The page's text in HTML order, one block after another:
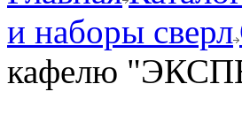
и наборы сверл
кафелю